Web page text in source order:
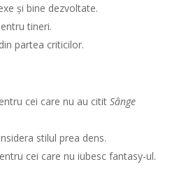
și bine dezvoltate.
tineri.
partea criticilor.
cei care nu au citit Sânge
stilul prea dens.
cei care nu iubesc fantasy-ul.